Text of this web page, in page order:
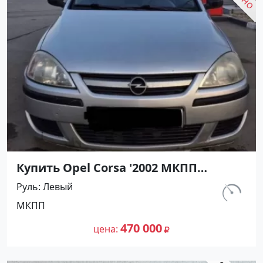
Купить Opel Corsa '2002 МКПП
(1200/75 л.с.) Бензин инжектор
Темрюк цвет Серебристый Хетчбэк
по цене 470000 рублей, объявление
№27491 на сайте Авторынок23
км.
Руль Левый
МКПП
цена 470 000